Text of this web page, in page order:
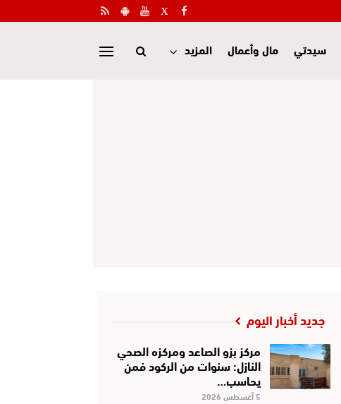
سيدتي مال وأعمال المزيد
جديد أخبار اليوم
مركز بزو الصاعد ومركزه الصحي
النازل: سنوات من الركود فمن
يحاسب…
5 أغسطس 2026